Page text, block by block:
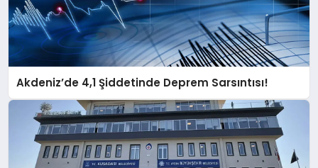
Akdeniz’de 4,1 Şiddetinde Deprem Sarsıntısı!